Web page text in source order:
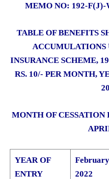
MEMO NO: 192-F(J)-
TABLE OF BENEFITS
ACCUMULATIONS
INSURANCE SCHEME,
RS. 10/- PER MONTH,
MONTH OF CESSATION
YEAR OF
ENTRY
2022